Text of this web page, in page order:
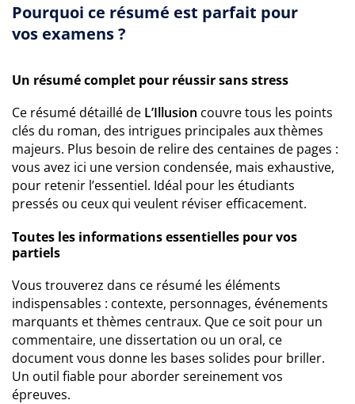
Pourquoi ce résumé est parfait pour
vos examens ?
Un résumé complet pour réussir sans stress
Ce résumé détaillé de L’Illusion couvre tous les points
clés du roman, des intrigues principales aux thèmes
majeurs. Plus besoin de relire des centaines de pages :
vous avez ici une version condensée, mais exhaustive,
pour retenir l’essentiel. Idéal pour les étudiants
pressés ou ceux qui veulent réviser efficacement.
Toutes les informations essentielles pour vos
partiels
Vous trouverez dans ce résumé les éléments
indispensables : contexte, personnages, événements
marquants et thèmes centraux. Que ce soit pour un
commentaire, une dissertation ou un oral, ce
document vous donne les bases solides pour briller.
Un outil fiable pour aborder sereinement vos
épreuves.